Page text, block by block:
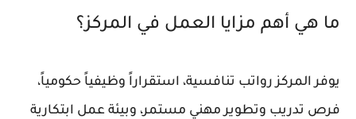
ما هي أهم مزايا العمل في المركز؟
يوفر المركز رواتب تنافسية، استقراراً وظيفياً حكومياً،
فرص تدريب وتطوير مهني مستمر، وبيئة عمل ابتكارية